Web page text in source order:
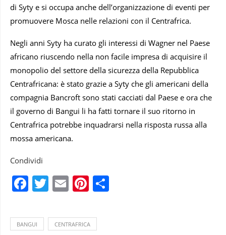
di Syty e si occupa anche dell’organizzazione di eventi per
promuovere Mosca nelle relazioni con il Centrafrica.
Negli anni Syty ha curato gli interessi di Wagner nel Paese
africano riuscendo nella non facile impresa di acquisire il
monopolio del settore della sicurezza della Repubblica
Centrafricana: è stato grazie a Syty che gli americani della
compagnia Bancroft sono stati cacciati dal Paese e ora che
il governo di Bangui li ha fatti tornare il suo ritorno in
Centrafrica potrebbe inquadrarsi nella risposta russa alla
mossa americana.
Condividi
Facebook
Twitter
EmailPinterest
BANGUI CENTRAFRICA